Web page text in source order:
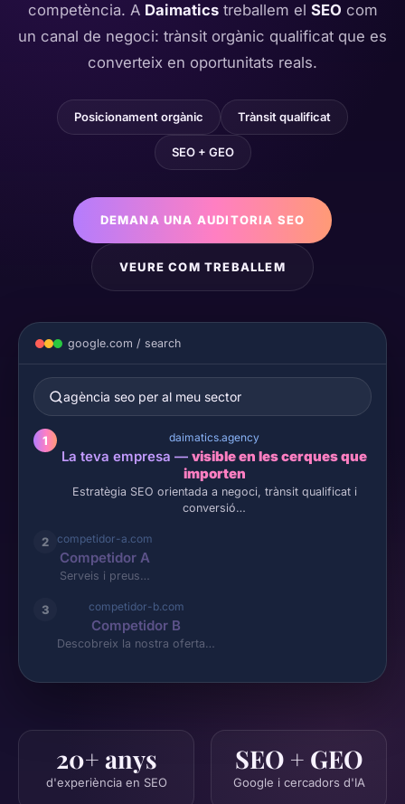
competència. A Daimaticstreballem el SEO com
un canal de negoci: trànsit orgànic qualificat que es
converteix en oportunitats reals.
Posicionament orgànic Trànsit qualificat
SEO + GEO
DEMANA UNA AUDITORIA SEO
VEURE COM TREBALLEM
google.com / search
agència seo per al meu sector
1 daimatics.agency
La teva empresa — visible en les cerques que
importen
Estratègia SEO orientada a negoci, trànsit qualificat i
conversió…
2 competidor-a.com
Competidor A
Serveis i preus…
3 competidor-b.com
Competidor B
Descobreix la nostra oferta…
20+ anys
d'experiència en SEO
SEO + GEO
Google i cercadors d'IA